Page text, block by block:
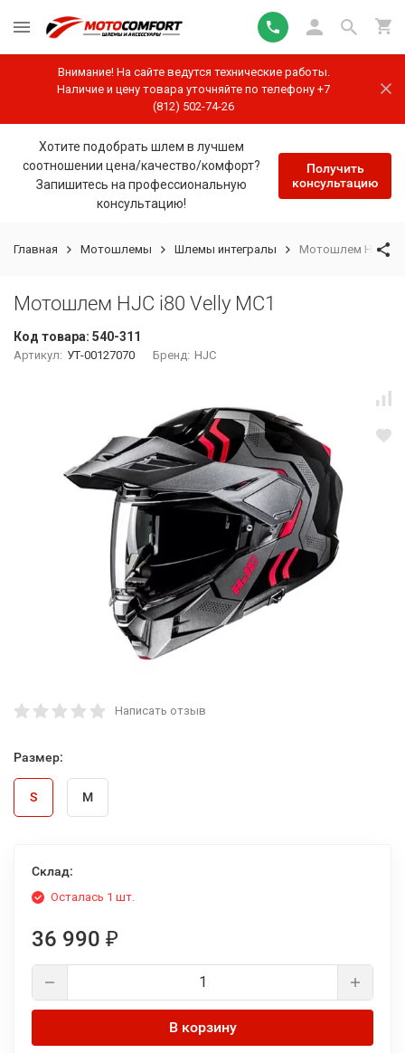
Внимание! На сайте ведутся технические работы.
Наличие и цену товара уточняйте по телефону +7
(812) 502-74-26
Хотите подобрать шлем в лучшем
соотношении цена/качество/комфорт?
Запишитесь на профессиональную
консультацию!
Получить
консультацию
Главная Мотошлемы Шлемы интегралы Мотошлем HJC i80
Мотошлем HJC i80 Velly MC1
Код товара: 540-311
Артикул: УТ-00127070 Бренд: HJC
Написать отзыв
Размер:
S M
Склад:
Осталась 1 шт.
36 990 ₽
В корзину